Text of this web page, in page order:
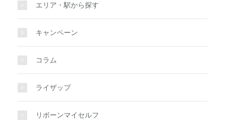
エリア・駅から探す
キャンペーン
コラム
ライザップ
リボーンマイセルフ